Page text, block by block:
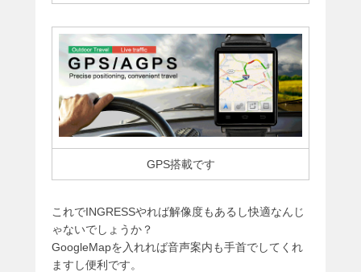
GPS搭載です
これでINGRESSやれば解像度もあるし快適なんじ
ゃないでしょうか？
GoogleMapを入れれば音声案内も手首でしてくれ
ますし便利です。